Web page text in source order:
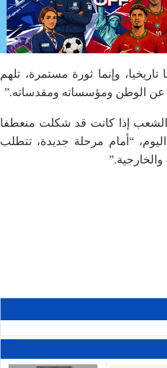
وإنما ثورة مستمرة، تلهم
عن الوطن ومؤسساته ومقدساته”.
إذا كانت قد شكلت منعطفا
“أمام مرحلة جديدة، تتطلب
والخارجية”.